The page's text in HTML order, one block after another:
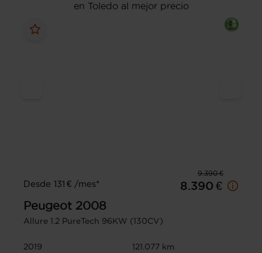
en Toledo al mejor precio
9.390 €
Desde 131 € /mes*
8.390 €
Peugeot 2008
Allure 1.2 PureTech 96KW (130CV)
2019
121.077 km